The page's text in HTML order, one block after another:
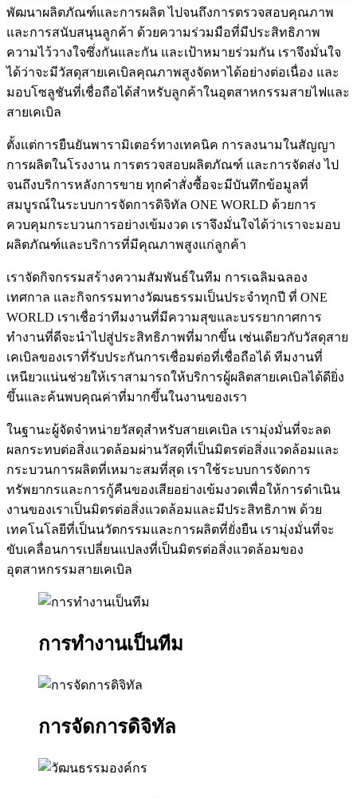
พัฒนาผลิตภัณฑ์และการผลิต ไปจนถึงการตรวจสอบคุณภาพ
และการสนับสนุนลูกค้า ด้วยความร่วมมือที่มีประสิทธิภาพ
ความไว้วางใจซึ่งกันและกัน และเป้าหมายร่วมกัน เราจึงมั่นใจ
ได้ว่าจะมีวัสดุสายเคเบิลคุณภาพสูงจัดหาได้อย่างต่อเนื่อง และ
มอบโซลูชันที่เชื่อถือได้สำหรับลูกค้าในอุตสาหกรรมสายไฟและ
สายเคเบิล
ตั้งแต่การยืนยันพารามิเตอร์ทางเทคนิค การลงนามในสัญญา
การผลิตในโรงงาน การตรวจสอบผลิตภัณฑ์ และการจัดส่ง ไป
จนถึงบริการหลังการขาย ทุกคำสั่งซื้อจะมีบันทึกข้อมูลที่
สมบูรณ์ในระบบการจัดการดิจิทัล ONE WORLD ด้วยการ
ควบคุมกระบวนการอย่างเข้มงวด เราจึงมั่นใจได้ว่าเราจะมอบ
ผลิตภัณฑ์และบริการที่มีคุณภาพสูงแก่ลูกค้า
เราจัดกิจกรรมสร้างความสัมพันธ์ในทีม การเฉลิมฉลอง
เทศกาล และกิจกรรมทางวัฒนธรรมเป็นประจำทุกปี ที่ ONE
WORLD เราเชื่อว่าทีมงานที่มีความสุขและบรรยากาศการ
ทำงานที่ดีจะนำไปสู่ประสิทธิภาพที่มากขึ้น เช่นเดียวกับวัสดุสาย
เคเบิลของเราที่รับประกันการเชื่อมต่อที่เชื่อถือได้ ทีมงานที่
เหนียวแน่นช่วยให้เราสามารถให้บริการผู้ผลิตสายเคเบิลได้ดียิ่ง
ขึ้นและค้นพบคุณค่าที่มากขึ้นในงานของเรา
ในฐานะผู้จัดจำหน่ายวัสดุสำหรับสายเคเบิล เรามุ่งมั่นที่จะลด
ผลกระทบต่อสิ่งแวดล้อมผ่านวัสดุที่เป็นมิตรต่อสิ่งแวดล้อมและ
กระบวนการผลิตที่เหมาะสมที่สุด เราใช้ระบบการจัดการ
ทรัพยากรและการกู้คืนของเสียอย่างเข้มงวดเพื่อให้การดำเนิน
งานของเราเป็นมิตรต่อสิ่งแวดล้อมและมีประสิทธิภาพ ด้วย
เทคโนโลยีที่เป็นนวัตกรรมและการผลิตที่ยั่งยืน เรามุ่งมั่นที่จะ
ขับเคลื่อนการเปลี่ยนแปลงที่เป็นมิตรต่อสิ่งแวดล้อมของ
อุตสาหกรรมสายเคเบิล
การทำงานเป็นทีม
การจัดการดิจิทัล